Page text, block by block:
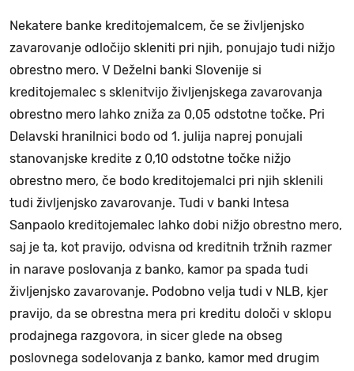
Nekatere banke kreditojemalcem, če se življenjsko
zavarovanje odločijo skleniti pri njih, ponujajo tudi nižjo
obrestno mero. V Deželni banki Slovenije si
kreditojemalec s sklenitvijo življenjskega zavarovanja
obrestno mero lahko zniža za 0,05 odstotne točke. Pri
Delavski hranilnici bodo od 1. julija naprej ponujali
stanovanjske kredite z 0,10 odstotne točke nižjo
obrestno mero, če bodo kreditojemalci pri njih sklenili
tudi življenjsko zavarovanje. Tudi v banki Intesa
Sanpaolo kreditojemalec lahko dobi nižjo obrestno mero,
saj je ta, kot pravijo, odvisna od kreditnih tržnih razmer
in narave poslovanja z banko, kamor pa spada tudi
življenjsko zavarovanje. Podobno velja tudi v NLB, kjer
pravijo, da se obrestna mera pri kreditu določi v sklopu
prodajnega razgovora, in sicer glede na obseg
poslovnega sodelovanja z banko, kamor med drugim